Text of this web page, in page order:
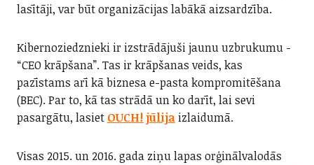
lasītāji, var būt organizācijas labākā aizsardzība.
Kibernoziedznieki ir izstrādājuši jaunu uzbrukumu -
“CEO krāpšana”. Tas ir krāpšanas veids, kas
pazīstams arī kā biznesa e-pasta kompromitēšana
(BEC). Par to, kā tas strādā un ko darīt, lai sevi
pasargātu, lasiet OUCH! jūlijaizlaidumā.
Visas 2015. un 2016. gada ziņu lapas orģinālvalodās